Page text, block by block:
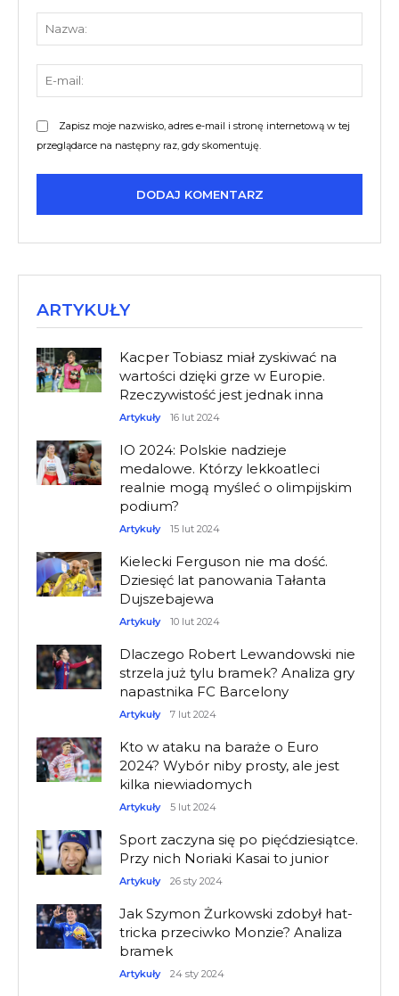
Zapisz moje nazwisko, adres e-mail i stronę internetową w tej
przeglądarce na następny raz, gdy skomentuję.
ARTYKUŁY
Kacper Tobiasz miał zyskiwać na
wartości dzięki grze w Europie.
Rzeczywistość jest jednak inna
Artykuły 16 lut 2024
IO 2024: Polskie nadzieje
medalowe. Którzy lekkoatleci
realnie mogą myśleć o olimpijskim
podium?
Artykuły 15 lut 2024
Kielecki Ferguson nie ma dość.
Dziesięć lat panowania Tałanta
Dujszebajewa
Artykuły 10 lut 2024
Dlaczego Robert Lewandowski nie
strzela już tylu bramek? Analiza gry
napastnika FC Barcelony
Artykuły 7 lut 2024
Kto w ataku na baraże o Euro
2024? Wybór niby prosty, ale jest
kilka niewiadomych
Artykuły 5 lut 2024
Sport zaczyna się po pięćdziesiątce.
Przy nich Noriaki Kasai to junior
Artykuły 26 sty 2024
Jak Szymon Żurkowski zdobył hat-
tricka przeciwko Monzie? Analiza
bramek
Artykuły 24 sty 2024